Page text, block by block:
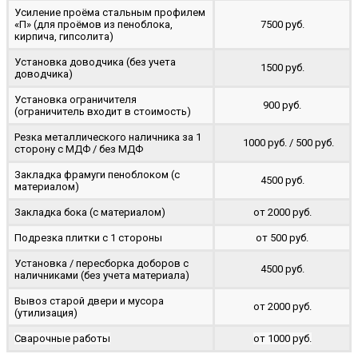
Усиление проёма стальным профилем
«П» (для проёмов из пеноблока,
кирпича, гипсолита)
7500 руб.
Установка доводчика (без учета
доводчика)
1500 руб.
Установка ограничителя
(ограничитель входит в стоимость)
900 руб.
Резка металлического наличника за 1
сторону с МДФ / без МДФ
1000 руб. / 500 руб.
Закладка фрамуги пеноблоком (с
материалом)
4500 руб.
Закладка бока (с материалом) от 2000 руб.
Подрезка плитки с 1 стороны от 500 руб.
Установка / пересборка доборов с
наличниками (без учета материала)
4500 руб.
Вывоз старой двери и мусора
(утилизация)
от 2000 руб.
Сварочные работы от 1000 руб.